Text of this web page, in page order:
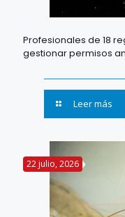
Profesionales de 18
gestionar permisos
Leer más
22 julio, 2026